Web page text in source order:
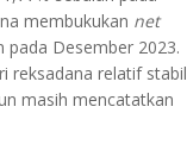
membukukan net
pada Desember 2023.
reksadana relatif stabil
masih mencatatkan